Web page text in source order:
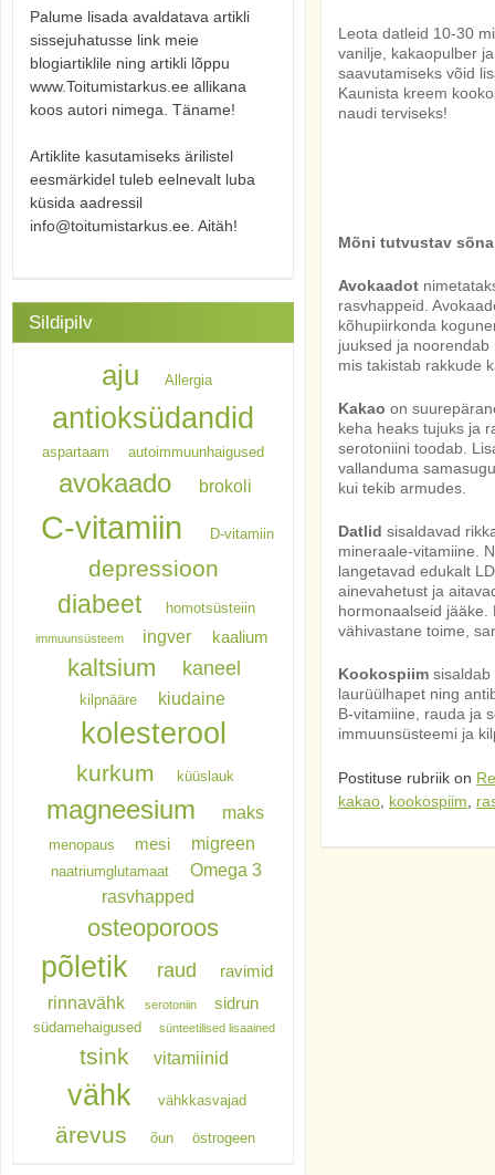
Leota datleid 10-30
vanilje, kakaopulber
saavutamiseks võid
Kaunista kreem
naudi terviseks!
Mõni tutvustav
Avokaadot
rasvhappeid.
kõhupiirkonda
juuksed ja
mis takistab rakkude
Kakao on
keha heaks tujuks ja
serotoniini toodab.
vallanduma
kui tekib armudes.
Datlid sisaldavad
mineraale-vitamiine.
langetavad edukalt
ainevahetust ja
hormonaalseid jääke.
vähivastane toime,
Kookospiim sisaldab
laurüülhapet ning
B-vitamiine, rauda ja
immuunsüsteemi ja
Postituse rubriik on
kakao kookospiim
Palume lisada avaldatava artikli
sissejuhatusse link meie
blogiartiklile ning artikli lõppu
www.Toitumistarkus.ee allikana
koos autori nimega. Täname!
Artiklite kasutamiseks ärilistel
eesmärkidel tuleb eelnevalt luba
küsida aadressil
info@toitumistarkus.ee. Aitäh!
Sildipilv
aju Allergia
antioksüdandid
aspartaam autoimmuunhaigused
avokaado brokoli
C-vitamiin D-vitamiin
depressioon
diabeet homotsüsteiin
immuunsüsteem ingver kaalium
kaltsium kaneel
kilpnääre kiudaine
kolesterool
kurkum küüslauk
magneesium maks
menopaus mesi migreen
naatriumglutamaat
Omega 3
rasvhapped
osteoporoos
põletik raud ravimid
rinnavähk serotoniin sidrun
südamehaigused sünteetilised lisaained
tsink vitamiinid
vähk vähkkasvajad
ärevus õun östrogeen